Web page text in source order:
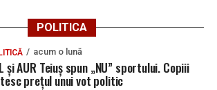
POLITICA
acum o lună
și AUR Teiuș spun „NU” sportului. Copiii
prețul unui vot politic